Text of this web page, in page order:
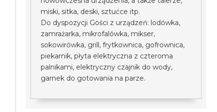
miski, sitka, deski, sztućce itp.
Do dyspozycji Gości z urządzeń: lodówka,
zamrażarka, mikrofalówka, mikser,
sokowirówka, grill, frytkownica, gofrownica,
piekarnik, płyta elektryczna z czteroma
palnikami, elektryczny czajnik do wody,
garnek do gotowania na parze.